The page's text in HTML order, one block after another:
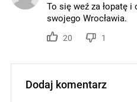
To się weź za łopatę
swojego Wrocławia.
20 1
Dodaj komentarz